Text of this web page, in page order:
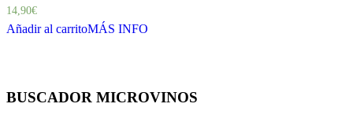
14,90€
Añadir al carritoMÁS INFO
BUSCADOR MICROVINOS